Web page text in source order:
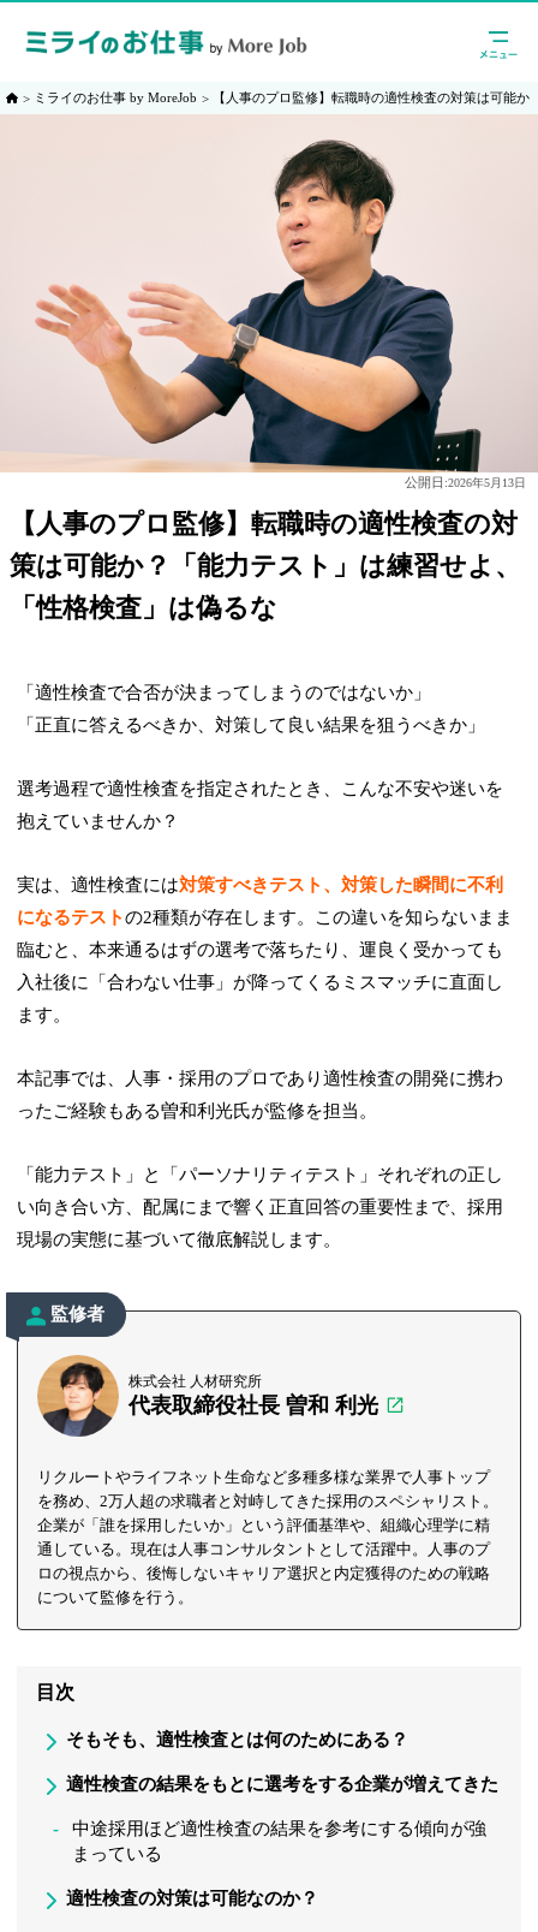
ミライのお仕事 by MoreJob 【人事のプロ監修】転職時の適性検査の対策は可能
公開日:2026年5月13日
【人事のプロ監修】転職時の適性検査の対
策は可能か？「能力テスト」は練習せよ、
「性格検査」は偽るな
「適性検査で合否が決まってしまうのではないか」
「正直に答えるべきか、対策して良い結果を狙うべきか」
選考過程で適性検査を指定されたとき、こんな不安や迷いを
抱えていませんか？
実は、適性検査には対策すべきテスト、対策した瞬間に不利
になるテストの2種類が存在します。この違いを知らないまま
臨むと、本来通るはずの選考で落ちたり、運良く受かっても
入社後に「合わない仕事」が降ってくるミスマッチに直面し
ます。
本記事では、人事・採用のプロであり適性検査の開発に携わ
ったご経験もある曽和利光氏が監修を担当。
「能力テスト」と「パーソナリティテスト」それぞれの正し
い向き合い方、配属にまで響く正直回答の重要性まで、採用
現場の実態に基づいて徹底解説します。
監修者
株式会社 人材研究所
代表取締役社長 曽和 利光
リクルートやライフネット生命など多種多様な業界で人事トップ
を務め、2万人超の求職者と対峙してきた採用のスペシャリスト。
企業が「誰を採用したいか」という評価基準や、組織心理学に精
通している。現在は人事コンサルタントとして活躍中。人事のプ
ロの視点から、後悔しないキャリア選択と内定獲得のための戦略
について監修を行う。
目次
そもそも、適性検査とは何のためにある？
適性検査の結果をもとに選考をする企業が増えてきた
中途採用ほど適性検査の結果を参考にする傾向が強
まっている
適性検査の対策は可能なのか？